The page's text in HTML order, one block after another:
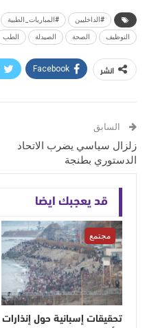
#الداخليين #المباريات_الطبية
التوظيف الصحة الصيدلة الطب
انشر Facebook
السابق
زلزال سياسي يضرب الاتحاد
الدستوري بطنجة
قد يعجبك ايضا
مجتمع
تحقيقات إسبانية حول إنذارات